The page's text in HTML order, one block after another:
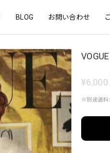
BLOG お問い合わせ
¥6,000
※別途送料